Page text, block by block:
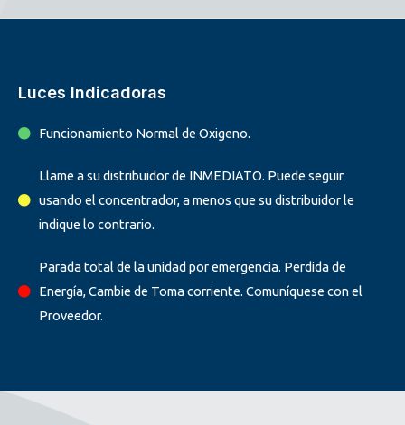
Luces Indicadoras
Funcionamiento Normal de Oxigeno.
Llame a su distribuidor de INMEDIATO. Puede seguir
usando el concentrador, a menos que su distribuidor le
indique lo contrario.
Parada total de la unidad por emergencia. Perdida de
Energía, Cambie de Toma corriente. Comuníquese con el
Proveedor.